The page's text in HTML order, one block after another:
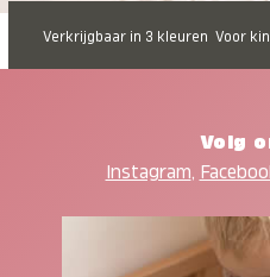
Verkrijgbaar in 3 kleuren Voor
Volg
Instagram,